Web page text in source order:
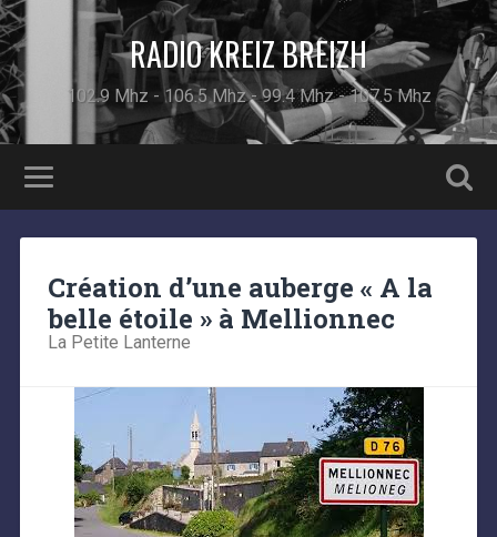
RADIO KREIZ BREIZH
102.9 Mhz - 106.5 Mhz - 99.4 Mhz - 107.5 Mhz
Création d’une auberge « A la
belle étoile » à Mellionnec
La Petite Lanterne